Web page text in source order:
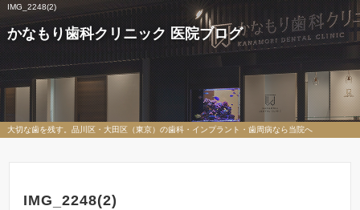
IMG_2248(2)
かなもり歯科クリニック 医院ブログ
大切な歯を残す。品川区・大田区（東京）の歯科・インプラント・歯周病なら当院へ
IMG_2248(2)